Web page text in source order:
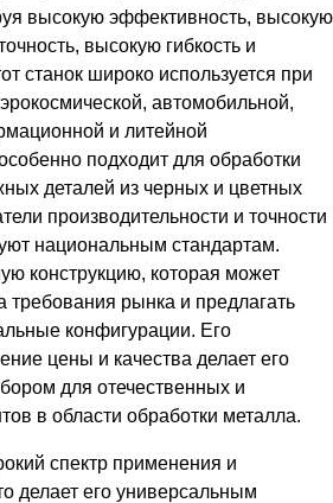
высокую эффективность, высокую
высокую гибкость и
станок широко используется при
автомобильной,
и литейной
подходит для обработки
деталей из черных и цветных
производительности и точности
национальным стандартам.
конструкцию, которая может
требования рынка и предлагать
конфигурации. Его
цены и качества делает его
для отечественных и
в области обработки металла.
спектр применения и
делает его универсальным